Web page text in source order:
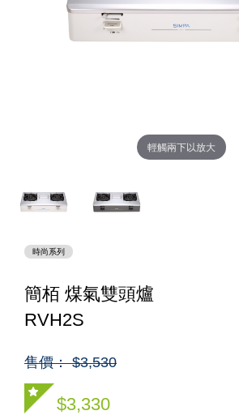
輕觸兩下以放大
時尚系列
簡栢 煤氣雙頭爐
RVH2S
售價： $3,530
$3,330